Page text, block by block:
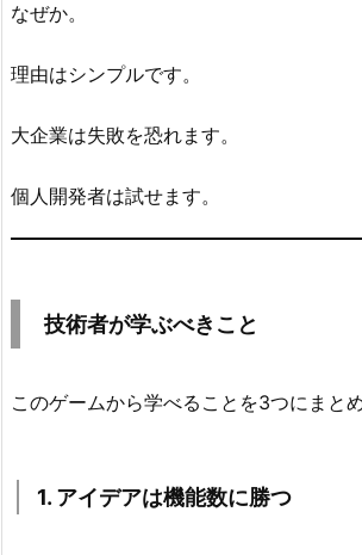
なぜか。
理由はシンプルです。
大企業は失敗を恐れます。
個人開発者は試せます。
技術者が学ぶべきこと
このゲームから学べることを3つにまとめ
1. アイデアは機能数に勝つ